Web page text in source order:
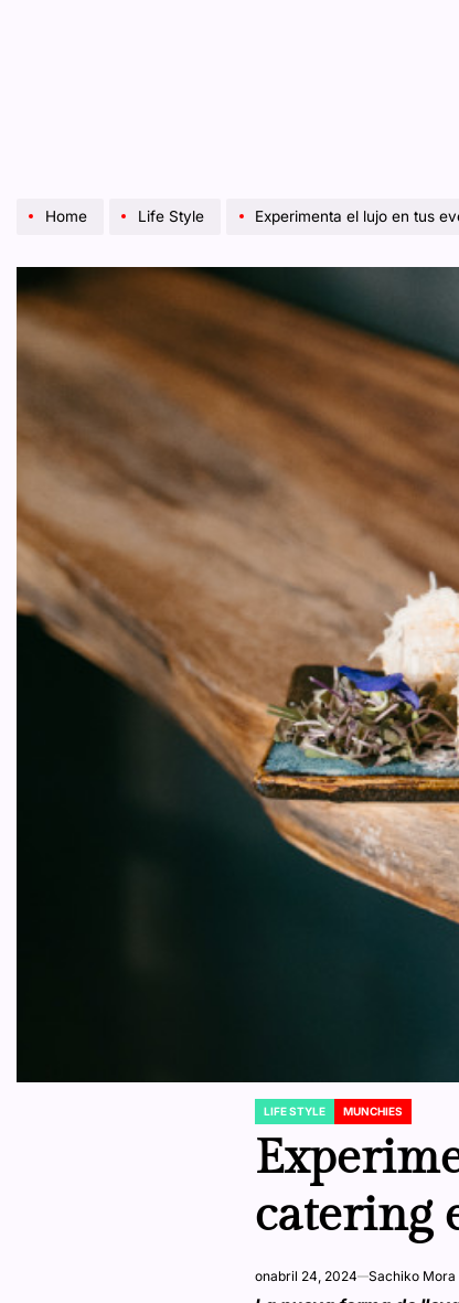
Home Life Style Experimenta el lujo en tus
POSTED
LIFE STYLE MUNCHIES
catering
onabril 24, 2024 Sachiko Mora